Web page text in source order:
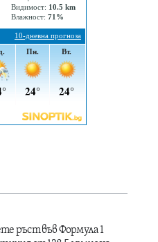
ръст във Формула 1